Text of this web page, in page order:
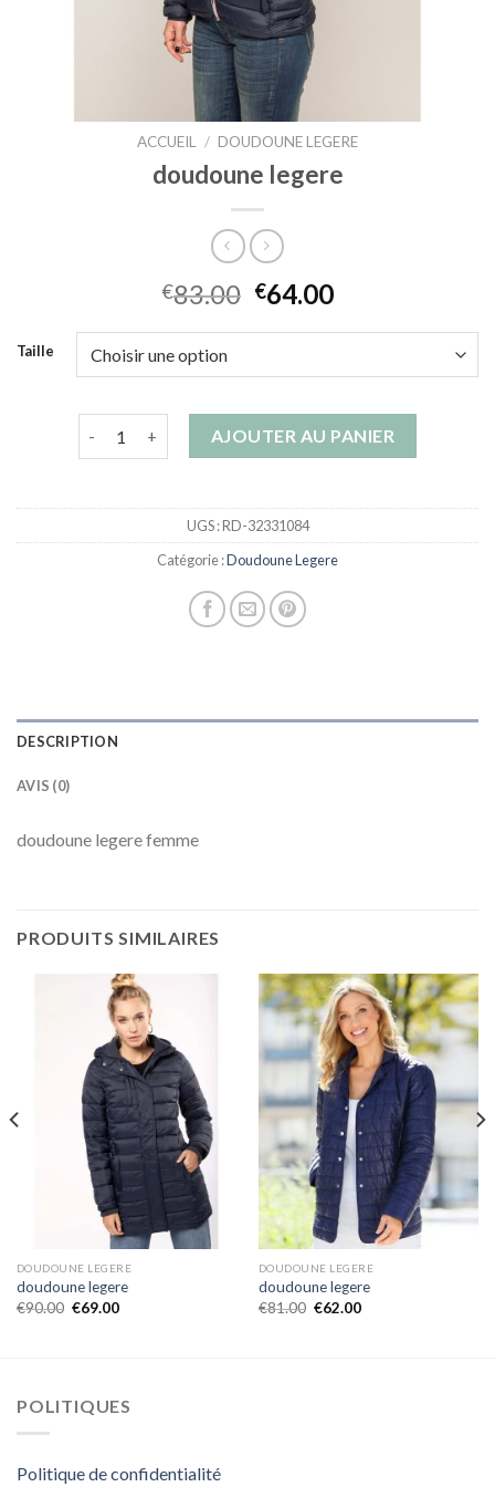
ACCUEIL / DOUDOUNE LEGERE
doudoune legere
€83.00 €64.00
Taille
quantité de doudoune legereAJOUTER AU PANIER
UGS :RD-32331084
Catégorie :Doudoune Legere
DESCRIPTION
AVIS (0)
doudoune legere femme
PRODUITS SIMILAIRES
DOUDOUNE LEGERE
doudoune legere
€90.00 €69.00
DOUDOUNE LEGERE
doudoune legere
€81.00 €62.00
POLITIQUES
Politique de confidentialité